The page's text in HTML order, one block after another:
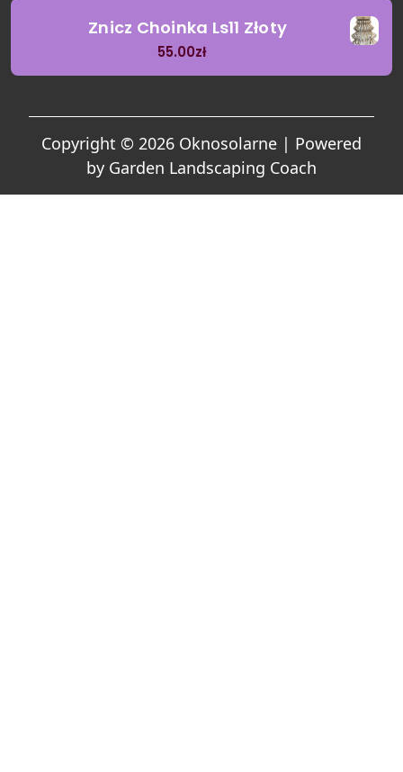
Znicz Choinka Ls11 Złoty
55.00zł
Copyright © 2026 Oknosolarne | Powered
by Garden Landscaping Coach